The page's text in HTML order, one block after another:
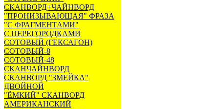
СКАНВОРД+ЧАЙНВОРД
"ПРОНИЗЫВАЮЩАЯ" ФРАЗА
"С ФРАГМЕНТАМИ"
С ПЕРЕГОРОДКАМИ
СОТОВЫЙ (ГЕКСАГОН)
СОТОВЫЙ-8
СОТОВЫЙ-48
СКАНЧАЙНВОРД
СКАНВОРД "ЗМЕЙКА"
ДВОЙНОЙ
"ЁМКИЙ" СКАНВОРД
АМЕРИКАНСКИЙ